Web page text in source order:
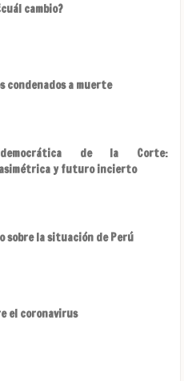
cambio?
condenados a muerte
de la Corte:
y futuro incierto
sobre la situación de Perú
el coronavirus